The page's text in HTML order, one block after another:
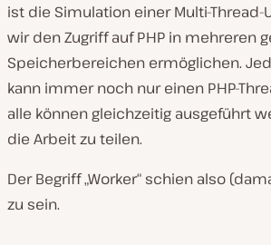
ist die Simulation einer Multi-
wir den Zugriff auf PHP in mehreren
Speicherbereichen ermöglichen.
kann immer noch nur einen PHP-
alle können gleichzeitig ausgeführt
die Arbeit zu teilen.
Der Begriff „Worker“ schien also
zu sein.